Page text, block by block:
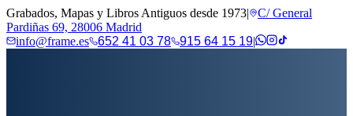
Grabados, Mapas y Libros Antiguos desde 1973|
C/ General
Pardiñas 69, 28006 Madrid
info@frame.es
652 41 03 78 915 64 15 19|